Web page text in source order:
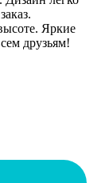
Яркие
друзьям!